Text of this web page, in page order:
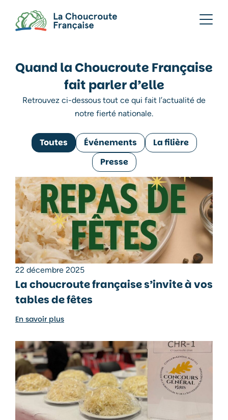
Quand la Choucroute Française
fait parler d’elle
Retrouvez ci-dessous tout ce qui fait l’actualité de
notre fierté nationale.
Événements
La filière
Presse
Toutes
22 décembre 2025
La choucroute française s’invite à vos
tables de fêtes
En savoir plus